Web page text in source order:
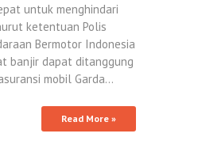
untuk menghindari
ketentuan Polis
Bermotor Indonesia
banjir dapat ditanggung
mobil Garda…
Read More »